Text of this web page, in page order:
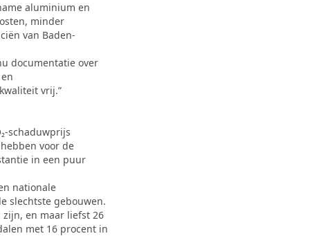
aluminium en
minder
van Baden-
documentatie over
vrij.”
schaduwprijs
voor de
in een puur
nationale
slechtste gebouwen.
en maar liefst 26
met 16 procent in